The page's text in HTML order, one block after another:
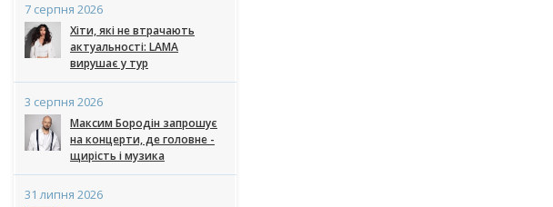
7 серпня 2026
Хіти, які не втрачають
актуальності: LAMA
вирушає у тур
3 серпня 2026
Максим Бородін запрошує
на концерти, де головне -
щирість і музика
31 липня 2026